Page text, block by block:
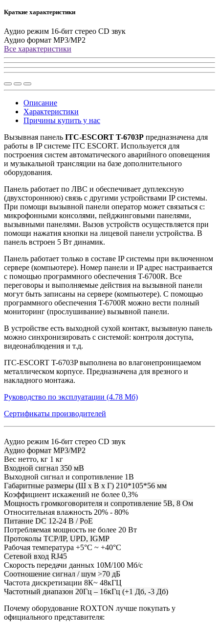
Краткие характеристики
Аудио режим 16-бит стерео CD звук
Аудио формат MP3/MP2
Все характеристики
Описание
Характеристики
Причины купить у нас
Вызывная панель ITC-ESCORT T-6703P предназначена для
работы в IP системе ITC ESCORT. Используется для
построения систем автоматического аварийного оповещения
и музыкальной трансляции на базе дополнительного
оборудования.
Панель работает по ЛВС и обеспечивает дуплексную
(двухстороннюю) связь с другими устройствами IP системы.
При помощи вызывной панели оператор может связаться с:
микрофонными консолями, пейджинговыми панелями,
вызывными панелями. Вызов устройств осуществляется при
помощи нажатия кнопки на лицевой панели устройства. В
панель встроен 5 Вт динамик.
Панель работает только в составе IP системы при включенном
сервере (компьютере). Номер панели и IP адрес настраивается
с помощью программного обеспечения T-6700R. Все
переговоры и выполняемые действия на вызывной панели
могут быть записаны на сервере (компьютере). С помощью
программного обеспечения T-6700R можно вести полный
мониторинг (прослушивание) вызывной панели.
В устройстве есть выходной сухой контакт, вызывную панель
можно синхронизировать с системой: контроля доступа,
видеонаблюдения и т.д.
ITC-ESCORT T-6703P выполнена во влагонепроницаемом
металлическом корпусе. Предназначена для врезного и
накладного монтажа.
Руководство по эксплуатации (4.78 Мб)
Сертификаты производителей
Аудио режим 16-бит стерео CD звук
Аудио формат MP3/MP2
Вес нетто, кг 1 кг
Входной сигнал 350 мВ
Выходной сигнал и сопротивление 1В
Габаритные размеры (Ш х В х Г) 210*105*56 мм
Коэффициент искажений не более 0,3%
Мощность громкоговорителя и сопротивление 5В, 8 Ом
Относительная влажность 20% - 80%
Питание DC 12-24 В / PoE
Потребляемая мощность не более 20 Вт
Протоколы TCP/IP, UPD, IGMP
Рабочая температура +5°С ~ +40°С
Сетевой вход RJ45
Скорость передачи данных 10М/100 Мб/с
Соотношение сигнал / шум >70 дБ
Частота дискретизации 8К~ 48кГЦ
Частотный диапазон 20Гц – 16кГц (+1 Дб, -3 Дб)
Почему оборудование ROXTON лучше покупать у
официального представителя: